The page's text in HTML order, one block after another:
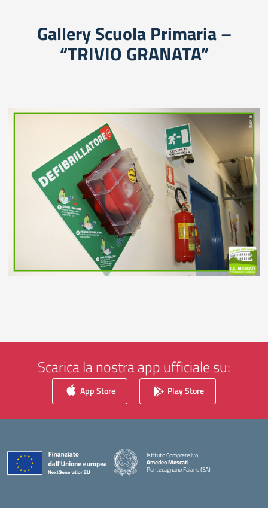
Gallery Scuola Primaria –
“TRIVIO GRANATA”
Scarica la nostra app ufficiale su:
App Store Play Store
Istituto Comprensivo
Amedeo Moscati
Pontecagnano Faiano (SA)
— Visita la pagina iniziale della scuola